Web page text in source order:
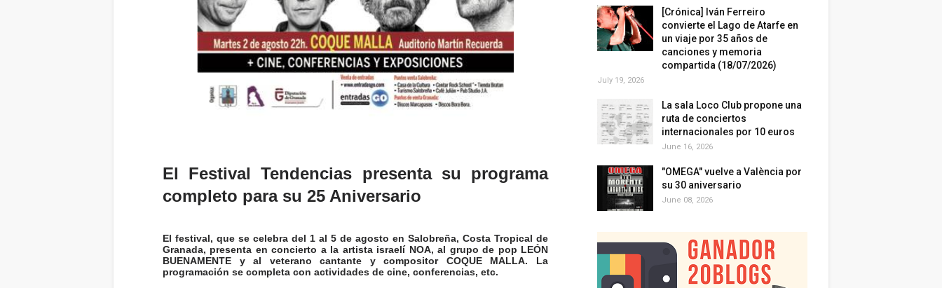
El Festival Tendencias presenta su programa
completo para su 25 Aniversario
El festival, que se celebra del 1 al 5 de agosto en Salobreña, Costa Tropical de
Granada, presenta en concierto a la artista israelí NOA, al grupo de pop LEÓN
BUENAMENTE y al veterano cantante y compositor COQUE MALLA. La
programación se completa con actividades de cine, conferencias, etc.
[Crónica] Iván Ferreiro
convierte el Lago de Atarfe en
un viaje por 35 años de
canciones y memoria
compartida (18/07/2026)
July 19, 2026
La sala Loco Club propone una
ruta de conciertos
internacionales por 10 euros
June 16, 2026
"OMEGA" vuelve a València por
su 30 aniversario
June 08, 2026